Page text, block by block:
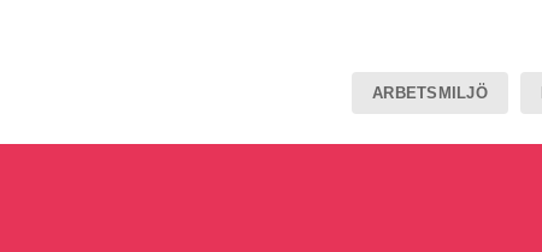
ARBETSMILJÖ